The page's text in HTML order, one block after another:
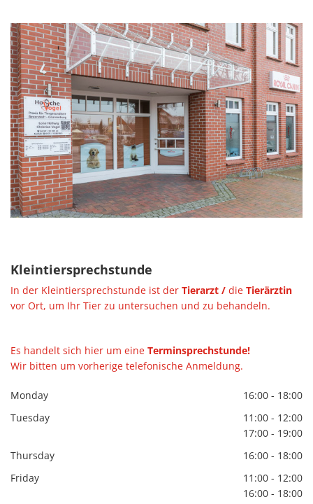
Klein­tier­sprech­stun­de
In der Klein­tier­sprech­stun­de ist der Tier­arzt / die Tier­ärz­tin
vor Ort, um Ihr Tier zu un­ter­su­chen und zu be­han­deln.
Es han­delt sich hier um eine Ter­min­sprech­stun­de!
Wir bit­ten um vor­he­ri­ge te­le­fo­ni­sche An­mel­dung.
Monday
16:00 - 18:00
Tuesday
11:00 - 12:00
17:00 - 19:00
Thursday
16:00 - 18:00
Friday
11:00 - 12:00
16:00 - 18:00